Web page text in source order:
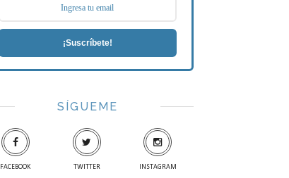
¡Suscríbete!
SÍGUEME
FACEBOOK TWITTER INSTAGRAM